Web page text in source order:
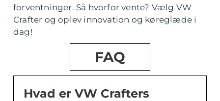
forventninger. Så hvorfor vente? Vælg VW
Crafter og oplev innovation og køreglæde i
dag!
FAQ
Hvad er VW Crafters